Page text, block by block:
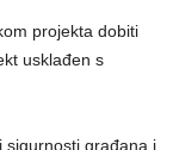
projekta dobiti
usklađen s
sigurnosti građana i